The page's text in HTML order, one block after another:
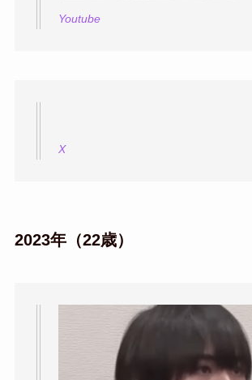
Youtube
X
2023年（22歳）